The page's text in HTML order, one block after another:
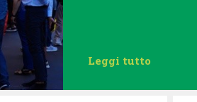
Leggi tutto